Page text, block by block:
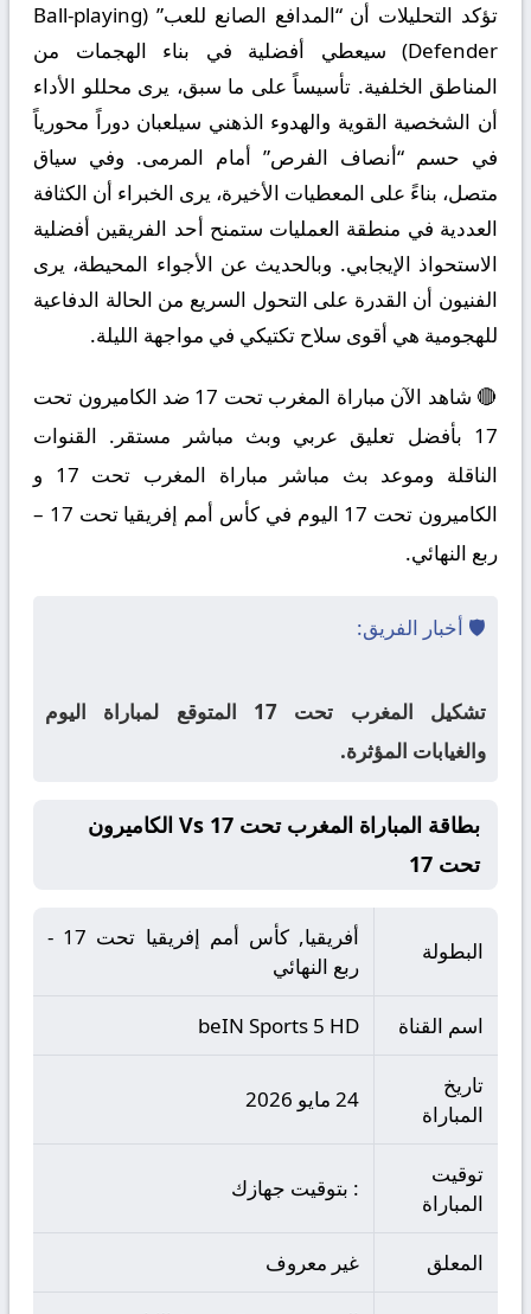
تؤكد التحليلات أن “المدافع الصانع للعب” (Ball-playing
Defender) سيعطي أفضلية في بناء الهجمات من
المناطق الخلفية. تأسيساً على ما سبق، يرى محللو الأداء
أن الشخصية القوية والهدوء الذهني سيلعبان دوراً محورياً
في حسم “أنصاف الفرص” أمام المرمى. وفي سياق
متصل، بناءً على المعطيات الأخيرة، يرى الخبراء أن الكثافة
العددية في منطقة العمليات ستمنح أحد الفريقين أفضلية
الاستحواذ الإيجابي. وبالحديث عن الأجواء المحيطة، يرى
الفنيون أن القدرة على التحول السريع من الحالة الدفاعية
للهجومية هي أقوى سلاح تكتيكي في مواجهة الليلة.
🔴 شاهد الآن مباراة المغرب تحت 17 ضد الكاميرون تحت
17 بأفضل تعليق عربي وبث مباشر مستقر. القنوات
الناقلة وموعد بث مباشر مباراة المغرب تحت 17 و
الكاميرون تحت 17 اليوم في كأس أمم إفريقيا تحت 17 –
ربع النهائي.
🛡️ أخبار الفريق:
تشكيل المغرب تحت 17 المتوقع لمباراة اليوم
والغيابات المؤثرة.
بطاقة المباراة المغرب تحت 17 Vs الكاميرون
تحت 17
البطولة
أفريقيا, كأس أمم إفريقيا تحت 17 -
ربع النهائي
اسم القناة beIN Sports 5 HD
تاريخ
المباراة
24 مايو 2026
توقيت
المباراة
: بتوقيت جهازك
المعلق غير معروف